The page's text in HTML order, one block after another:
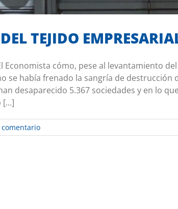
TEJIDO
Economista cómo, pese al levantamiento
se había frenado la sangría de destrucción
desaparecido 5.367 sociedades y en lo
[...]
comentario